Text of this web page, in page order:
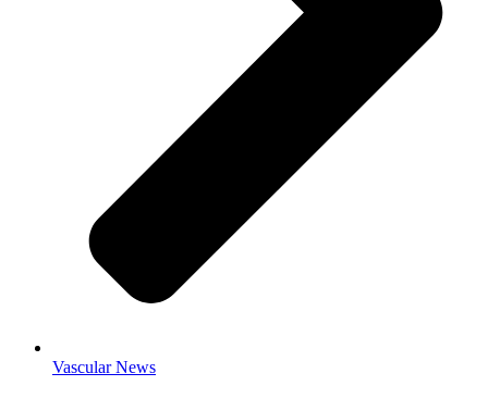
Vascular News